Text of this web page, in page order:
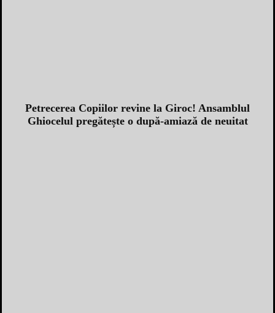
Petrecerea Copiilor revine la Giroc! Ansamblul
Ghiocelul pregătește o după-amiază de neuitat